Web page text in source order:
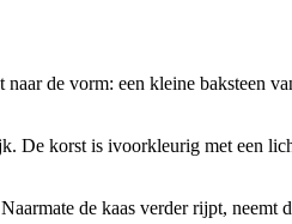
de vorm: een kleine baksteen
De korst is ivoorkleurig met een
de kaas verder rijpt, neemt